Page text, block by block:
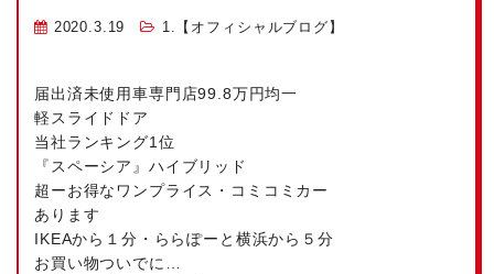
2020.3.19 1.【オフィシャルブログ】
届出済未使用車専門店99.8万円均一
軽スライドドア
当社ランキング1位
『スペーシア』ハイブリッド
超ーお得なワンプライス・コミコミカー
あります
IKEAから１分・ららぽーと横浜から５分
お買い物ついでに…